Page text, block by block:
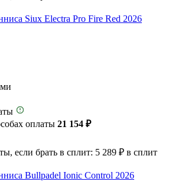
Siux Electra Pro Fire Red 2026
оплаты 21 154 ₽
если брать в сплит: 5 289 ₽ в сплит
Bullpadel Ionic Control 2026